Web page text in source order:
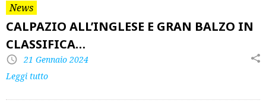
News
CALPAZIO ALL’INGLESE E GRAN BALZO IN
CLASSIFICA…
21 Gennaio 2024
Leggi tutto